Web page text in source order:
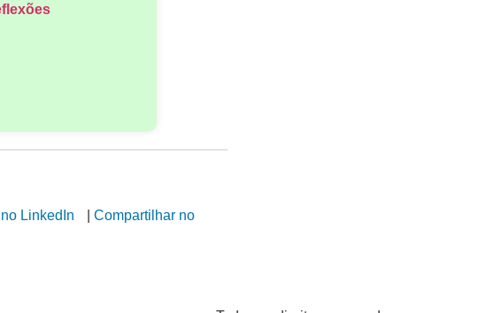
LinkedIn
Compartilhar no